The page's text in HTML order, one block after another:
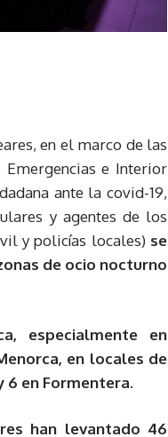
en el marco de las
Emergencias e Interior
ante la covid-19,
y agentes de los
y policías locales) se
de ocio nocturno
especialmente en
en locales de
6 en Formentera.
han levantado 46